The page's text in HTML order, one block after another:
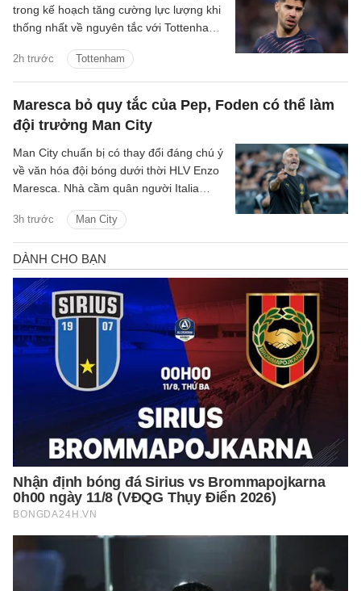
2h trước Tottenham
trong kế hoạch tăng cường lực lượng khi
thống nhất về nguyên tắc với Tottenham
Maresca bỏ quy tắc của Pep, Foden có thể làm
đội trưởng Man City
3h trước Man City
Man City chuẩn bị có thay đổi đáng chú ý
về văn hóa đội bóng dưới thời HLV Enzo
Maresca. Nhà cầm quân người Italia
chọn đội trưởng từng được Pep
Guardiola duy trì trong nhiều năm.